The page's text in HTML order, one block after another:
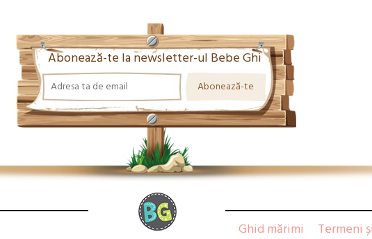
Abonează-te la newsletter-ul Bebe Ghi
Ghid mărimi Termeni